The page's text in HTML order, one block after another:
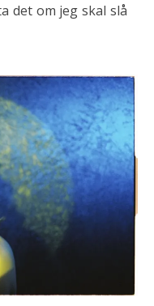
det om jeg skal slå